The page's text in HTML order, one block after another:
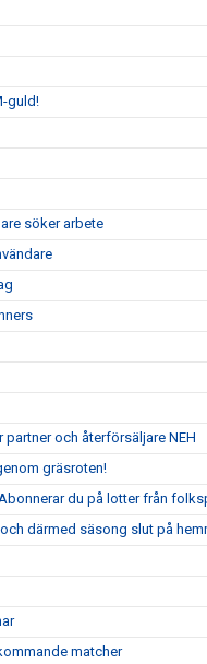
guld!
söker arbete
partner och återförsäljare NEH
gräsroten!
du på lotter från
därmed säsong slut på
matcher